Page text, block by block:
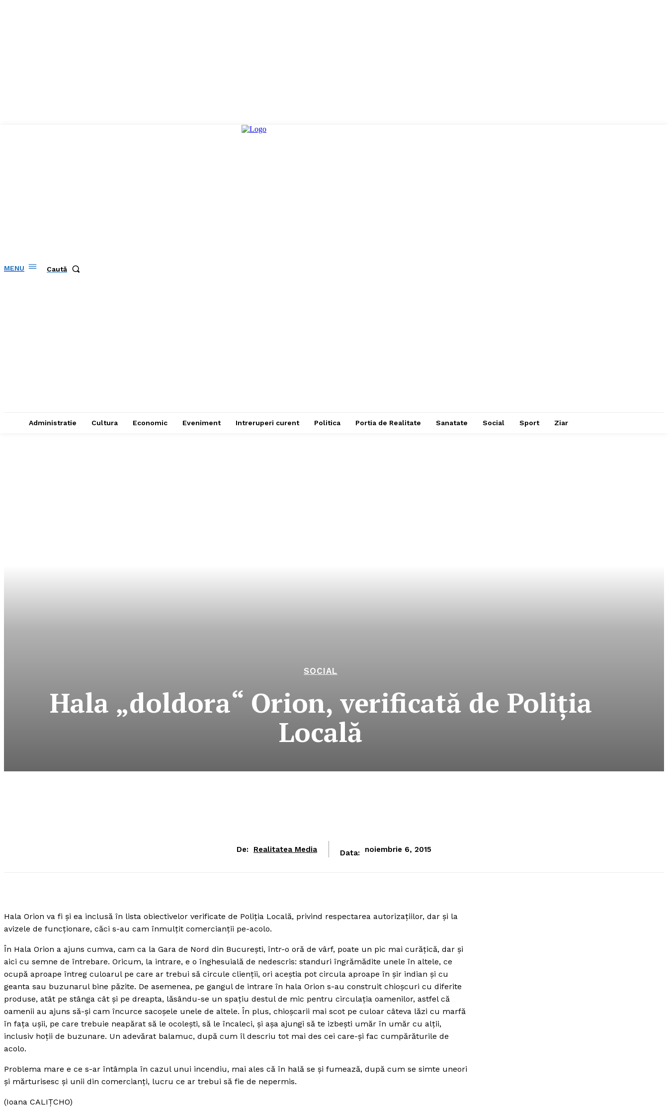
MENU Caută
Administratie Cultura Economic Eveniment Intreruperi curent Politica Portia de Realitate Sanatate Social Sport Ziar
SOCIAL
Hala „doldora“ Orion, verificată de Poliţia
Locală
De: Realitatea Media Data: noiembrie 6, 2015
Hala Orion va fi şi ea inclusă în lista obiectivelor verificate de Poliţia Locală, privind respectarea autorizaţiilor, dar şi la
avizele de funcţionare, căci s-au cam înmulţit comercianţii pe-acolo.
În Hala Orion a ajuns cumva, cam ca la Gara de Nord din Bucureşti, într-o oră de vârf, poate un pic mai curăţică, dar şi
aici cu semne de întrebare. Oricum, la intrare, e o înghesuială de nedescris: standuri îngrămădite unele în altele, ce
ocupă aproape întreg culoarul pe care ar trebui să circule clienţii, ori aceştia pot circula aproape în şir indian şi cu
geanta sau buzunarul bine păzite. De asemenea, pe gangul de intrare în hala Orion s-au construit chioşcuri cu diferite
produse, atât pe stânga cât şi pe dreapta, lăsându-se un spaţiu destul de mic pentru circulaţia oamenilor, astfel că
oamenii au ajuns să-şi cam încurce sacoşele unele de altele. În plus, chioşcarii mai scot pe culoar câteva lăzi cu marfă
în faţa uşii, pe care trebuie neapărat să le ocoleşti, să le încaleci, şi aşa ajungi să te izbeşti umăr în umăr cu alţii,
inclusiv hoţii de buzunare. Un adevărat balamuc, după cum îl descriu tot mai des cei care-şi fac cumpărăturile de
acolo.
Problema mare e ce s-ar întâmpla în cazul unui incendiu, mai ales că în hală se şi fumează, după cum se simte uneori
şi mărturisesc şi unii din comercianţi, lucru ce ar trebui să fie de nepermis.
(Ioana CALIŢCHO)